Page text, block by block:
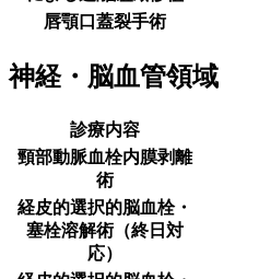
唇顎口蓋裂手術
神経・脳血管領域
診療内容
頸部動脈血栓内膜剥離
術
経皮的選択的脳血栓・
塞栓溶解術（終日対
応）